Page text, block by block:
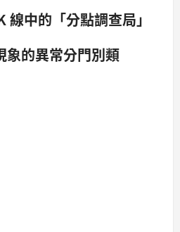
線中的「分點調查局」
象的異常分門別類